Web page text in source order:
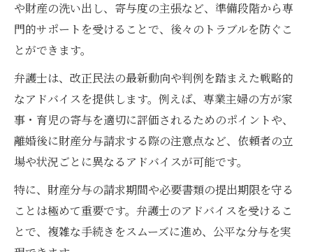
や財産の洗い出し、寄与度の主張など、準備段階から専
門的サポートを受けることで、後々のトラブルを防ぐこ
とができます。
弁護士は、改正民法の最新動向や判例を踏まえた戦略的
なアドバイスを提供します。例えば、専業主婦の方が家
事・育児の寄与を適切に評価されるためのポイントや、
離婚後に財産分与請求する際の注意点など、依頼者の立
場や状況ごとに異なるアドバイスが可能です。
特に、財産分与の請求期間や必要書類の提出期限を守る
ことは極めて重要です。弁護士のアドバイスを受けるこ
とで、複雑な手続きをスムーズに進め、公平な分与を実